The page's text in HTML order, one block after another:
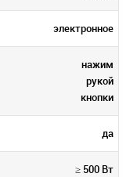
электронное
нажим
рукой
кнопки
да
≥ 500 Вт